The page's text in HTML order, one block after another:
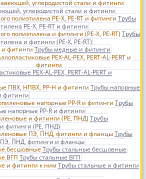
углеродистой стали и фитинги
Трубы
PE-X, PE-RT и фитинги
Трубы
и фитинги (PE-X, PE-RT)
Трубы медные и фитинги
PEX-AL-PEX, PERT-AL-PERT и
Трубы напорные
фитинги
Трубы
напорные PP-R и фитинги
Трубы
фитинги (PE, ПНД)
Трубы
ПНД, фитинги и фланцы
Трубы стальные бесшовные
Трубы стальные ВГП
Трубы стальные и фитинги